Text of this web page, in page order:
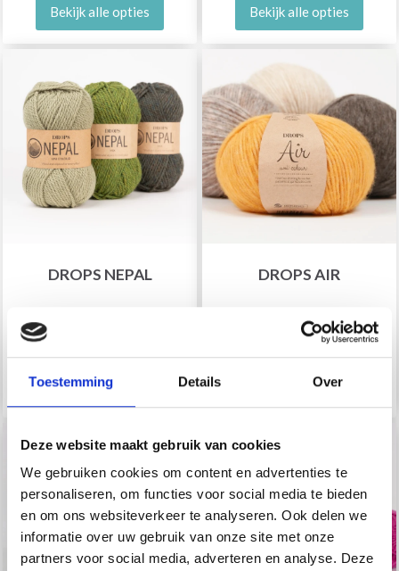
Toestemming Details Over
Deze website maakt gebruik van cookies
We gebruiken cookies om content en advertenties te
personaliseren, om functies voor social media te bieden
en om ons websiteverkeer te analyseren. Ook delen we
informatie over uw gebruik van onze site met onze
partners voor social media, adverteren en analyse. Deze
Bekijk alle opties Bekijk alle opties
DROPS NEPAL
Prijs vanaf
Bekijk alle opties
DROPS AIR
EUR 4.99
Bekijk alle opties